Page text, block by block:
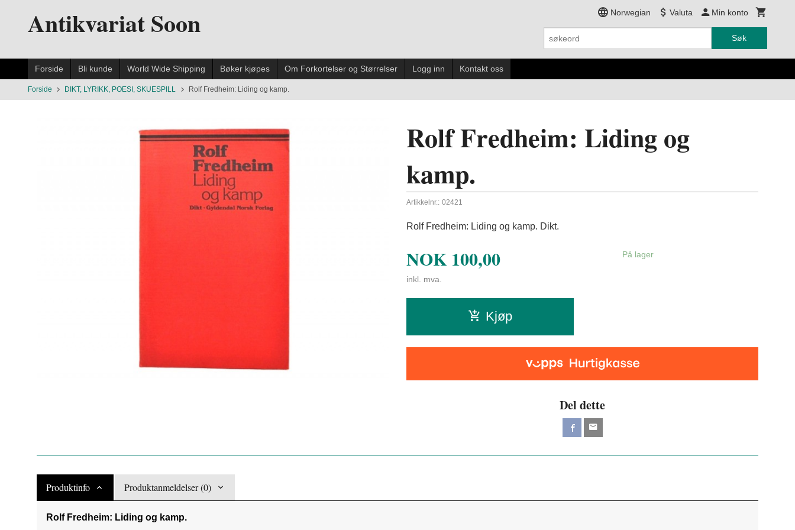
innholdetAntikvariat Soon Norwegian Valuta Min konto
Søk
Forside Bli kunde World Wide Shipping Bøker kjøpes Om Forkortelser og Størrelser Logg inn Kontakt oss
Forside DIKT, LYRIKK, POESI, SKUESPILL Rolf Fredheim: Liding og kamp.
Rolf Fredheim: Liding og
kamp.
Artikkelnr.: 02421
Rolf Fredheim: Liding og kamp. Dikt.
NOK 100,00
inkl. mva.
På lager
Kjøp
Del dette
Produktinfo Produktanmeldelser (0)
Rolf Fredheim: Liding og kamp.